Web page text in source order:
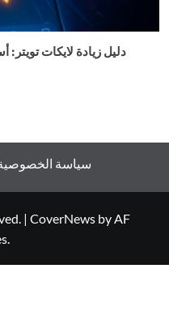
دليل زيادة لايكات
سياسة
| CoverNews by AF